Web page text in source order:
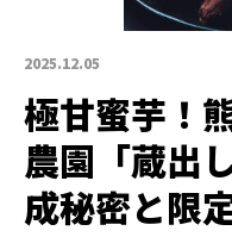
2025.12.05
極甘蜜芋！
農園「蔵出
成秘密と限